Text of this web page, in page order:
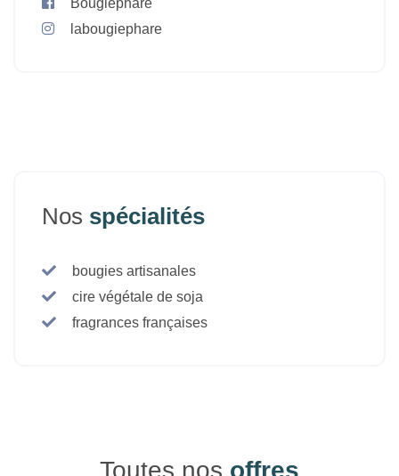
Bougiephare
labougiephare
Nos spécialités
bougies artisanales
cire végétale de soja
fragrances françaises